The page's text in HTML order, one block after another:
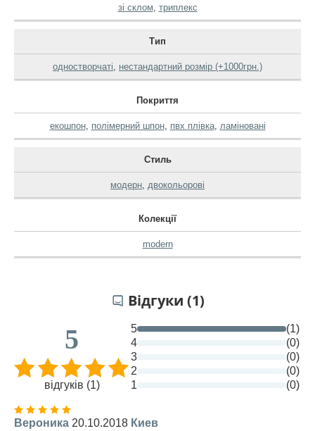
зі склом, триплекс
Тип
одностворчаті, нестандартний розмір (+1000грн.)
Покриття
екошпон, полімерний шпон, пвх плівка, ламіновані
Стиль
модерн, двокольорові
Колекції
modern
Відгуки (1)
5
відгуків (1)
5
(1)
4
(0)
3
(0)
2
(0)
1
(0)
Вероника 20.10.2018 Киев